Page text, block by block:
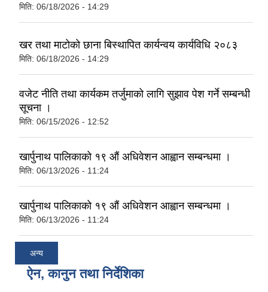
मिति: 06/18/2026 - 14:29
खर तथा माटोको छाना बिस्थापित कार्यन्वय कार्यविधि २०८३
मिति: 06/18/2026 - 14:29
वजेट नीति तथा कार्यकम तर्जुमाको लागि सुझाव पेश गर्ने सम्बन्धी
सूचना ।
मिति: 06/15/2026 - 12:52
खार्पुनाथ पालिकाको १९ औं अधिवेशन आह्वान सम्बन्धमा ।
मिति: 06/13/2026 - 11:24
खार्पुनाथ पालिकाको १९ औं अधिवेशन आह्वान सम्बन्धमा ।
मिति: 06/13/2026 - 11:24
अन्य
ऐन, कानुन तथा निर्देशिका